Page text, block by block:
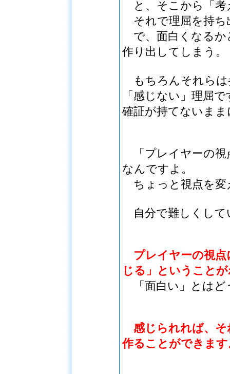
と、そこから「考
それで理屈を持ち
で、面白くなるか
作り出してしまう。
もちろんそれらは
「感じない」理屈
確証が持てないま
「プレイヤーの視
なんですよ。
ちょっと視点を変
自分で難しくして
プレイヤーの視点
じる」ということ
「面白い」とはど
感じられれば、そ
作ることができます